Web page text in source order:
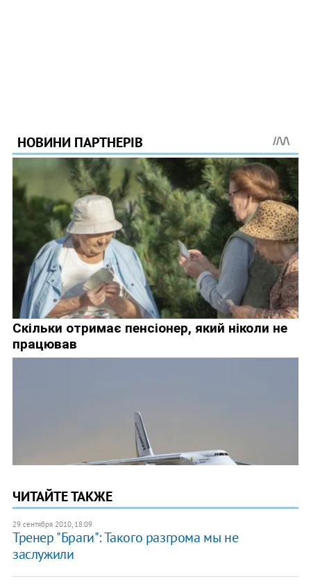
ЧИТАЙТЕ ТАКЖЕ
29 сентября 2010, 18:09
Тренер "Браги": Такого разгрома мы не
заслужили